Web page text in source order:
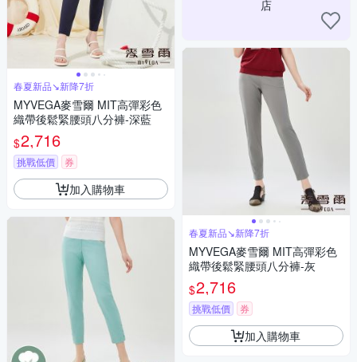
春夏新品↘新降7折
MYVEGA麥雪爾 MIT高彈彩色
織帶後鬆緊腰頭八分褲-深藍
$2,716
挑戰低價 券
加入購物車
店
春夏新品↘新降7折
MYVEGA麥雪爾 MIT高彈彩色
織帶後鬆緊腰頭八分褲-灰
$2,716
挑戰低價 券
加入購物車